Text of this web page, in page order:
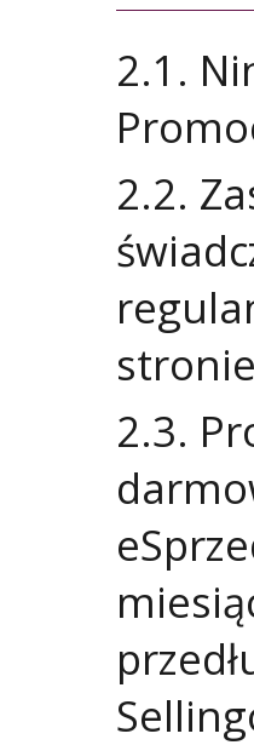
2.1.
2.2.
2.3.